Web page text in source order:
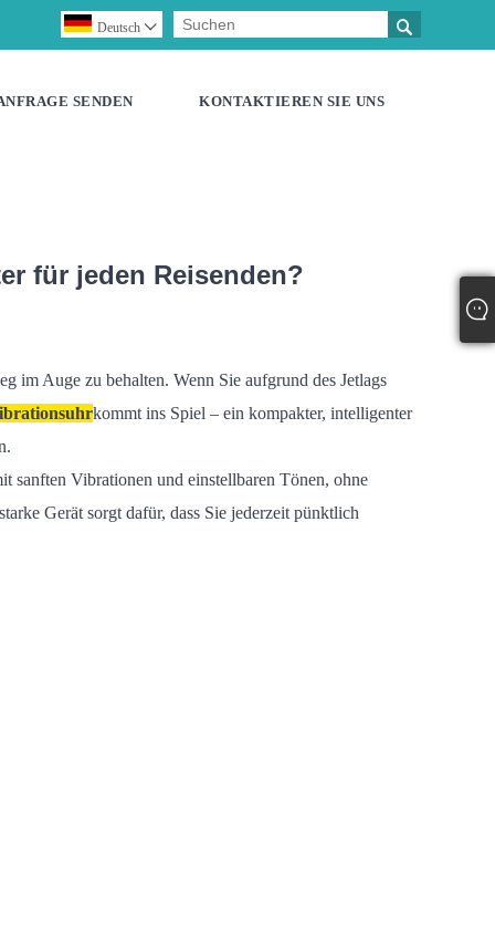

Deutsch 
SENDEN KONTAKTIEREN SIE UNS
für jeden Reisenden?
im Auge zu behalten. Wenn Sie aufgrund des Jetlags
kommt ins Spiel – ein kompakter, intelligenter
sanften Vibrationen und einstellbaren Tönen, ohne
Gerät sorgt dafür, dass Sie jederzeit pünktlich